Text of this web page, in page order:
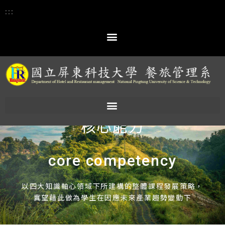
:::
核心能力
core competency
以四大知識軸心領域下所建構的整體課程發展策略，
冀望藉此做為學生在因應未來產業趨勢變動下